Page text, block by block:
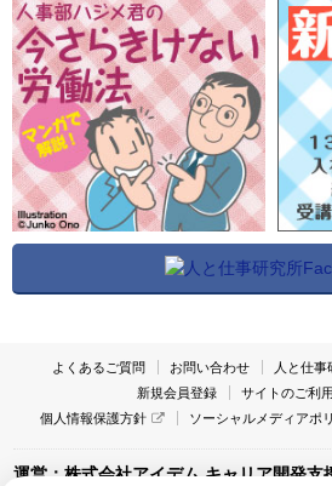
よくあるご質問 お問い合わせ 人と仕事
新規会員登録
サイトのご利
個人情報保護方針
ソーシャルメディアポ
運営：株式会社アイデム キャリア開発支